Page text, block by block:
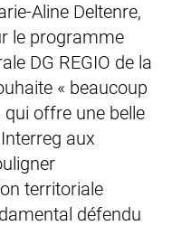
Aline Deltenre,
le programme
DG REGIO de la
« beaucoup
offre une belle
aux
territoriale
défendu